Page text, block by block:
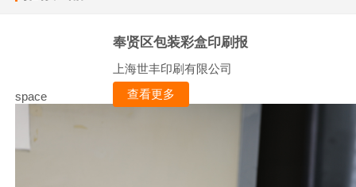
space
奉贤区包装彩盒印刷报
上海世丰印刷有限公司
查看更多